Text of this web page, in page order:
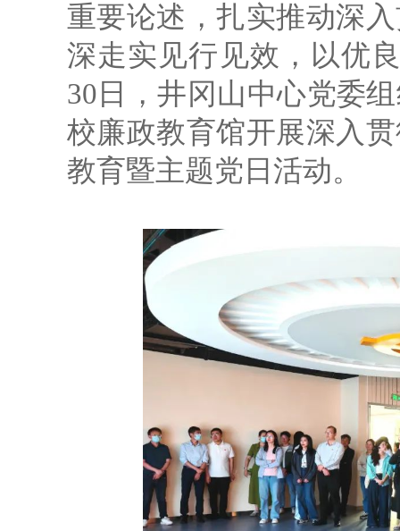
重要论述，扎实推动深
深走实见行见效，以优
30日，井冈山中心党委
校廉政教育馆开展深入
教育暨主题党日活动。